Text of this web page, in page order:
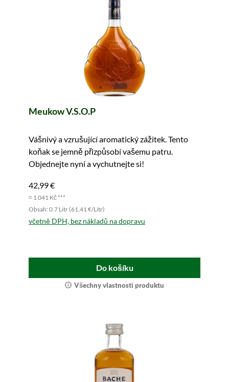
Meukow V.S.O.P
Vášnivý a vzrušující aromatický zážitek. Tento
koňak se jemně přizpůsobí vašemu patru.
Objednejte nyní a vychutnejte si!
42,99 €
≈ 1 041 Kč ***
Obsah: 0.7 Litr (61,41 €/Litr)
včetně DPH, bez nákladů na dopravu
Do košíku
Všechny vlastnosti produktu